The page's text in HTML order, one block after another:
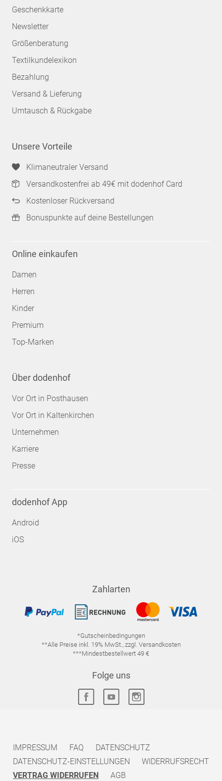
Geschenkkarte
Newsletter
Größenberatung
Textilkundelexikon
Bezahlung
Versand & Lieferung
Umtausch & Rückgabe
Unsere Vorteile
Klimaneutraler Versand
Versandkostenfrei ab 49€ mit dodenhof Card
Kostenloser Rückversand
Bonuspunkte auf deine Bestellungen
Online einkaufen
Damen
Herren
Kinder
Premium
Top-Marken
Über dodenhof
Vor Ort in Posthausen
Vor Ort in Kaltenkirchen
Unternehmen
Karriere
Presse
dodenhof App
Android
iOS
Zahlarten
*Gutscheinbedingungen
**Alle Preise inkl. 19% MwSt., zzgl. Versandkosten
***Mindestbestellwert 49 €
Folge uns
IMPRESSUM FAQ
DATENSCHUTZ
DATENSCHUTZ-EINSTELLUNGEN
WIDERRUFSRECHT
VERTRAG WIDERRUFEN
AGB